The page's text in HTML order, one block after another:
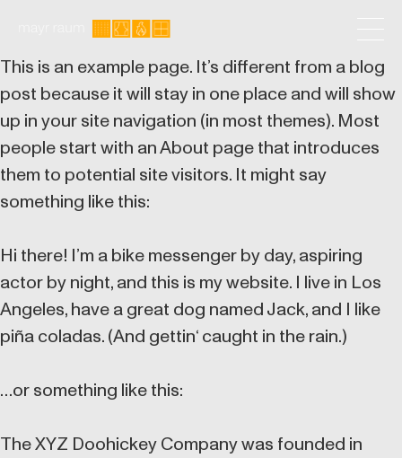
This is an example page. It’s different from a blog
post because it will stay in one place and will show
up in your site navigation (in most themes). Most
people start with an About page that introduces
them to potential site visitors. It might say
something like this:
Hi there! I’m a bike messenger by day, aspiring
actor by night, and this is my website. I live in Los
Angeles, have a great dog named Jack, and I like
piña coladas. (And gettin‘ caught in the rain.)
…or something like this:
The XYZ Doohickey Company was founded in